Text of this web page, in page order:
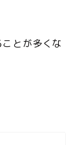
とが多くな